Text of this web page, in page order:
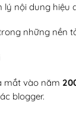
lý nội dung hiệu
những nền
mắt vào năm
blogger.